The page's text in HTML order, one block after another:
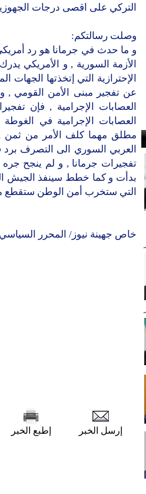
التركي على اقصى درجات
وصلت رسالتكم:
و ما حدث في جرمانا هو رد
الأزمة السورية , و الأمريكي
الإحترازية التي إتخذتها
عن تفجير مبنى الأمن القومي ,
العصابات الإجرامية , فإن
العصابات الإجرامية في
مطلق مهما كلف الأمر من ثمن
العربي السوري الى التصرف
تفجيرات جرمانا , و لم ينجح
بدأت و كما خطط سينفذ الجيش
التي ستخرب أمن الوطن ستقطع
خاص جهينة نيوز/ المحرر السياسي
إرسل الخبر إطبع الخبر